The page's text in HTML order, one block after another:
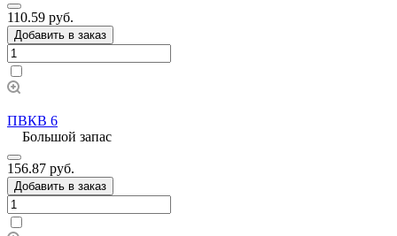
110.59 руб.
Добавить в заказ
ПВКВ 6
Большой запас
156.87 руб.
Добавить в заказ